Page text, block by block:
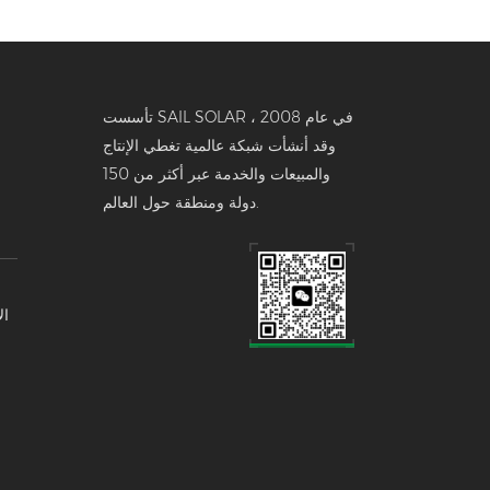
تأسست SAIL SOLAR في عام 2008 ،
وقد أنشأت شبكة عالمية تغطي الإنتاج
والمبيعات والخدمة عبر أكثر من 150
دولة ومنطقة حول العالم.